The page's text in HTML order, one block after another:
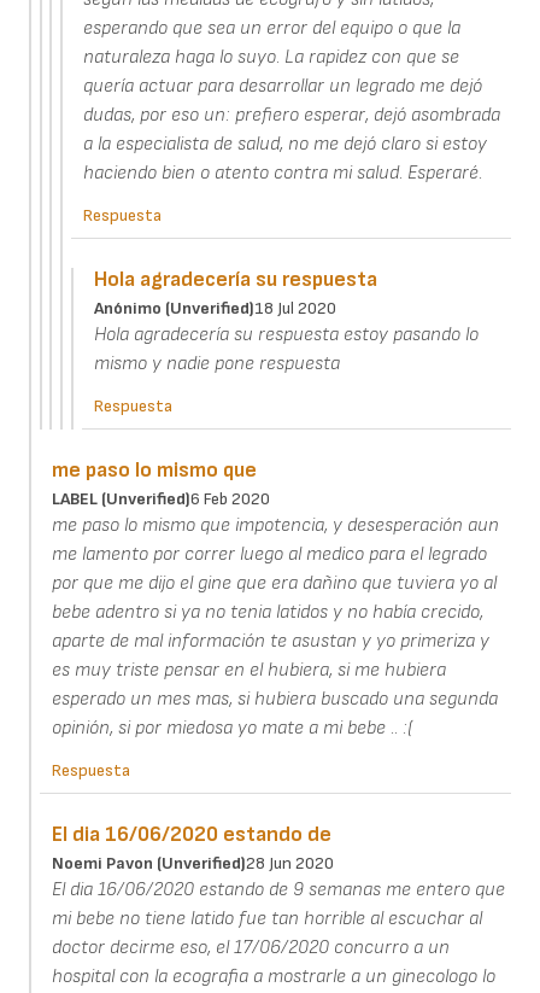
esperando que sea un error del equipo o que la
naturaleza haga lo suyo. La rapidez con que se
quería actuar para desarrollar un legrado me dejó
dudas, por eso un: prefiero esperar, dejó asombrada
a la especialista de salud, no me dejó claro si estoy
haciendo bien o atento contra mi salud. Esperaré.
Respuesta
Hola agradecería su respuesta
Anónimo (unverified)18 Jul 2020
Hola agradecería su respuesta estoy pasando lo
mismo y nadie pone respuesta
Respuesta
me paso lo mismo que
LABEL (unverified)6 Feb 2020
me paso lo mismo que impotencia, y desesperación aun
me lamento por correr luego al medico para el legrado
por que me dijo el gine que era dañino que tuviera yo al
bebe adentro si ya no tenia latidos y no había crecido,
aparte de mal información te asustan y yo primeriza y
es muy triste pensar en el hubiera, si me hubiera
esperado un mes mas, si hubiera buscado una segunda
opinión, si por miedosa yo mate a mi bebe .. :(
Respuesta
El dia 16/06/2020 estando de
Noemi Pavon (unverified)28 Jun 2020
El dia 16/06/2020 estando de 9 semanas me entero que
mi bebe no tiene latido fue tan horrible al escuchar al
doctor decirme eso, el 17/06/2020 concurro a un
hospital con la ecografia a mostrarle a un ginecologo lo